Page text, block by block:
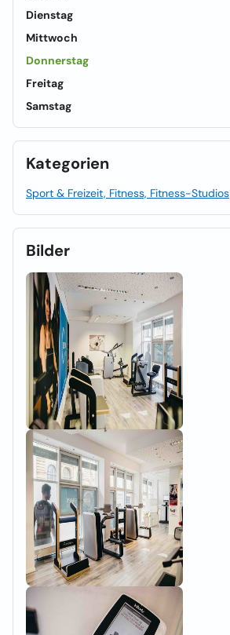
Dienstag
Mittwoch
Donnerstag
Freitag
Samstag
Kategorien
Sport & Freizeit, Fitness, Fitness-Studios
Bilder